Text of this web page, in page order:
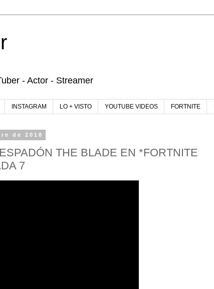
- Actor - Streamer
INSTAGRAM LO + VISTO YOUTUBE VIDEOS FORTNITE
de 2018
THE BLADE EN *FORTNITE
7